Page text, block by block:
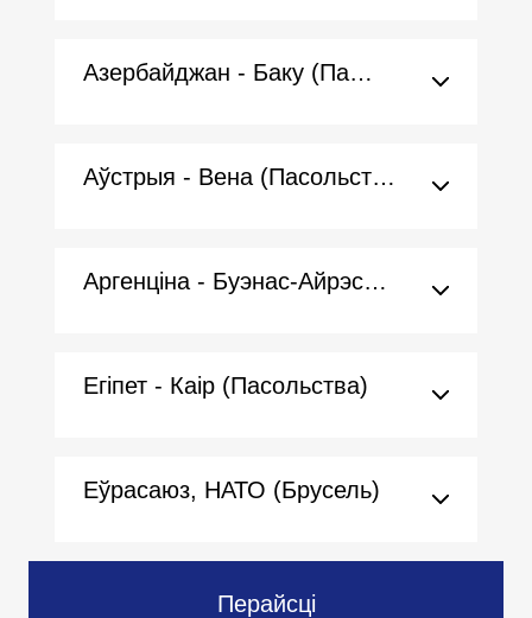
Азербайджан - Баку (Пасольства)
Аўстрыя - Вена (Пасольства)
Аргенціна - Буэнас-Айрэс (Пасольства)
Егіпет - Каір (Пасольства)
Еўрасаюз, НАТО (Брусель)
Перайсці